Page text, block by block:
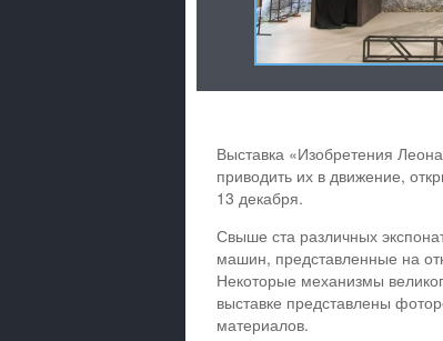
Выставка «Изобретения
приводить их в движение,
13 декабря.
Свыше ста различных
машин, представленные на
Некоторые механизмы
выставке представлены
материалов.